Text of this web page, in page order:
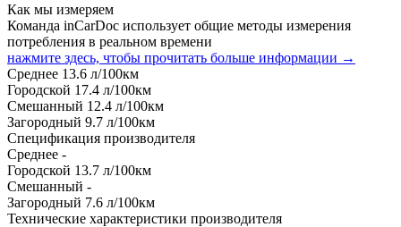
Как мы измеряем
Команда inCarDoc использует общие методы измерения
потребления в реальном времени
нажмите здесь, чтобы прочитать больше информации →
Среднее 13.6 л/100км
Городской 17.4 л/100км
Смешанный 12.4 л/100км
Загородный 9.7 л/100км
Спецификация производителя
Среднее -
Городской 13.7 л/100км
Смешанный -
Загородный 7.6 л/100км
Технические характеристики производителя